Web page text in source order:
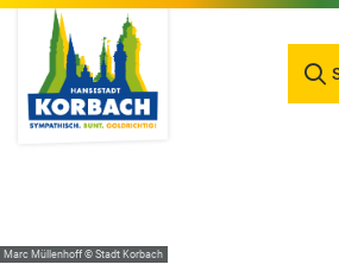
Marc Müllenhoff © Stadt Korbach